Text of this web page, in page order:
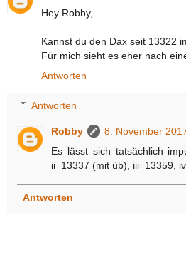
Hey Robby,
Kannst du den Dax seit 13322
Für mich sieht es eher nach
Antworten
Antworten
Robby
8. November
Es lässt sich tatsächlich
ii=13337 (mit üb), iii=13359,
Antworten